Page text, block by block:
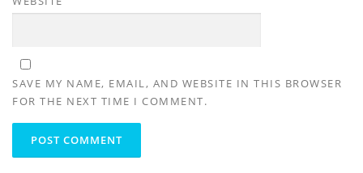
SAVE MY NAME, EMAIL, AND WEBSITE IN THIS BROWSER
FOR THE NEXT TIME I COMMENT.